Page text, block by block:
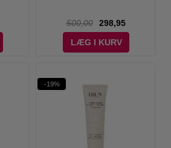
500,00
298,95
LÆG I KURV
-19%